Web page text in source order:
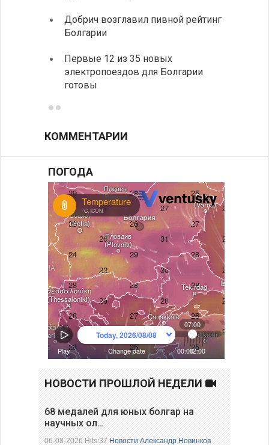
Добрич возглавил пивной рейтинг
Болгарии
Первые 12 из 35 новых
электропоездов для Болгарии
готовы
КОММЕНТАРИИ
ПОГОДА
НОВОСТИ ПРОШЛОЙ НЕДЕЛИ
68 медалей для юных болгар на
научных ол…
06-08-2026 Hits:37Новости Александр Новинков